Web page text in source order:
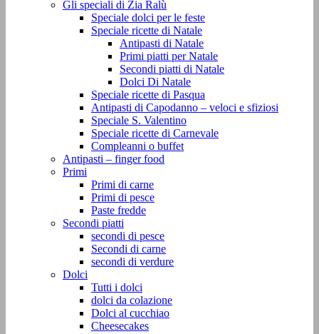
Gli speciali di Zia Ralù
Speciale dolci per le feste
Speciale ricette di Natale
Antipasti di Natale
Primi piatti per Natale
Secondi piatti di Natale
Dolci Di Natale
Speciale ricette di Pasqua
Antipasti di Capodanno – veloci e sfiziosi
Speciale S. Valentino
Speciale ricette di Carnevale
Compleanni o buffet
Antipasti – finger food
Primi
Primi di carne
Primi di pesce
Paste fredde
Secondi piatti
secondi di pesce
Secondi di carne
secondi di verdure
Dolci
Tutti i dolci
dolci da colazione
Dolci al cucchiao
Cheesecakes